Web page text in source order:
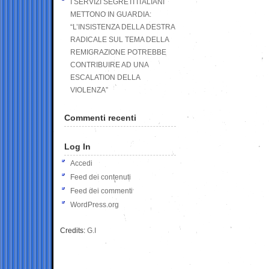
I SERVIZI SEGRETI ITALIANI
METTONO IN GUARDIA:
“L’INSISTENZA DELLA DESTRA
RADICALE SUL TEMA DELLA
REMIGRAZIONE POTREBBE
CONTRIBUIRE AD UNA
ESCALATION DELLA
VIOLENZA”
Commenti recenti
Log In
Accedi
Feed dei contenuti
Feed dei commenti
WordPress.org
Credits: G.I